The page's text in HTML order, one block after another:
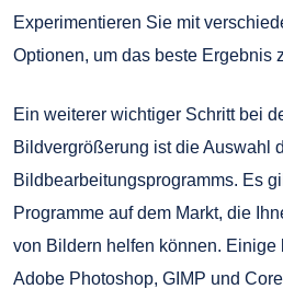
Experimentieren Sie mit
Optionen, um das beste Ergebnis
Ein weiterer wichtiger Schritt bei
Bildvergrößerung ist die Auswahl
Bildbearbeitungsprogramms. Es
Programme auf dem Markt, die
von Bildern helfen können. Einige
Adobe Photoshop, GIMP und